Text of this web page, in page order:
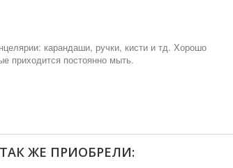
карандаши, ручки, кисти и тд. Хорошо
приходится постоянно мыть.
ЖЕ ПРИОБРЕЛИ: